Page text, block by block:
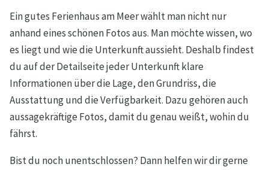
Ein gutes Ferienhaus am Meer wählt man nicht nur
anhand eines schönen Fotos aus. Man möchte wissen, wo
es liegt und wie die Unterkunft aussieht. Deshalb findest
du auf der Detailseite jeder Unterkunft klare
Informationen über die Lage, den Grundriss, die
Ausstattung und die Verfügbarkeit. Dazu gehören auch
aussagekräftige Fotos, damit du genau weißt, wohin du
fährst.
Bist du noch unentschlossen? Dann helfen wir dir gerne